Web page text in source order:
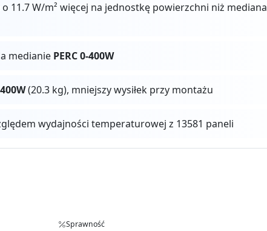
11.7 W/m² więcej na jednostkę powierzchni niż mediana
medianie PERC 0-400W
(20.3 kg), mniejszy wysiłek przy montażu
wydajności temperaturowej z 13581 paneli
Sprawność